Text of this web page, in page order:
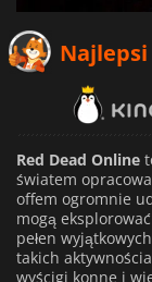
Red Dead Online
światem
offem ogromnie
mogą
pełen
takich
wyścigi konne i